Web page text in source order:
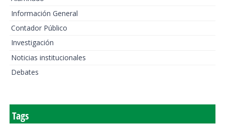
Información General
Contador Público
Investigación
Noticias institucionales
Debates
Tags